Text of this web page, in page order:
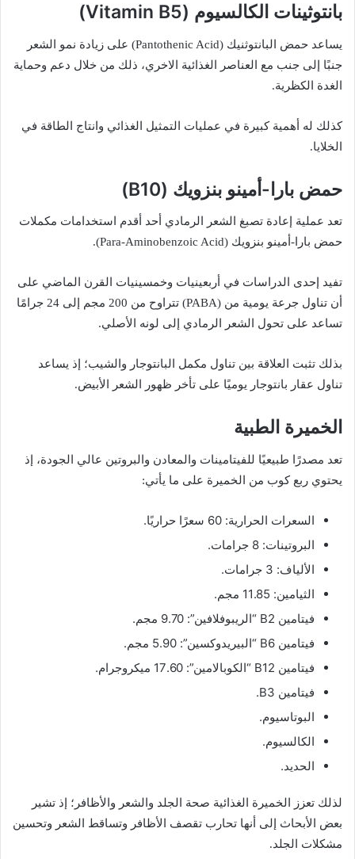
بانتوثينات الكالسيوم (Vitamin B5)
يساعد حمض البانتوثنيك (Pantothenic Acid) على زيادة نمو الشعر
جنبًا إلى جنب مع العناصر الغذائية الاخري، ذلك من خلال دعم وحماية
الغدة الكظرية.
كذلك له أهمية كبيرة في عمليات التمثيل الغذائي وانتاج الطاقة في
الخلايا.
حمض بارا-أمينو بنزويك (B10)
تعد عملية إعادة تصبغ الشعر الرمادي أحد أقدم استخدامات مكملات
حمض بارا-أمينو بنزويك (Para-Aminobenzoic Acid).
تفيد إحدى الدراسات في أربعينيات وخمسينيات القرن الماضي على
أن تناول جرعة يومية من (PABA) تتراوح من 200 مجم إلى 24 جرامًا
تساعد على تحول الشعر الرمادي إلى لونه الأصلي.
بذلك تثبت العلاقة بين تناول مكمل البانتوجار والشيب؛ إذ يساعد
تناول عقار بانتوجار يوميًا على تأخر ظهور الشعر الأبيض.
الخميرة الطبية
تعد مصدرًا طبيعيًا للفيتامينات والمعادن والبروتين عالي الجودة، إذ
يحتوي ربع كوب من الخميرة على ما يأتي:
السعرات الحرارية: 60 سعرًا حراريًا.
البروتينات: 8 جرامات.
الألياف: 3 جرامات.
الثيامين: 11.85 مجم.
فيتامين B2 “الريبوفلافين”: 9.70 مجم.
فيتامين B6 “البيريدوكسين”: 5.90 مجم.
فيتامين B12 “الكوبالامين”: 17.60 ميكروجرام.
فيتامين B3.
البوتاسيوم.
الكالسيوم.
الحديد.
لذلك تعزز الخميرة الغذائية صحة الجلد والشعر والأظافر؛ إذ تشير
بعض الأبحاث إلى أنها تحارب تقصف الأظافر وتساقط الشعر وتحسين
مشكلات الجلد.